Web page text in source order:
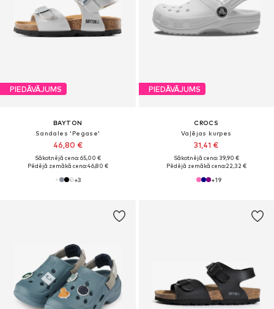
PIEDĀVĀJUMS
BAYTON
Sandales 'Pegase'
46,80 €
Sākotnējā cena: 65,00 €
Pēdējā zemākā cena:46,80 €
+3
PIEDĀVĀJUMS
CROCS
Vaļējas kurpes
31,41 €
Sākotnējā cena: 39,90 €
Pēdējā zemākā cena:22,32 €
+19